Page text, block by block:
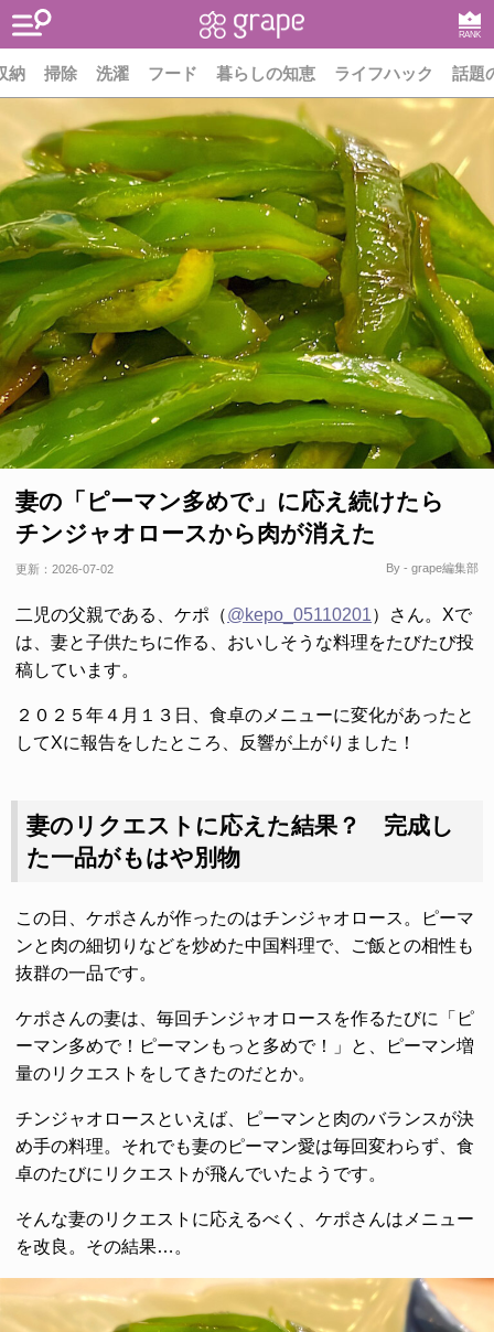
RANK
納 掃除 洗濯 フード 暮らしの知恵 ライフハック 話題
妻の「ピーマン多めで」に応え続けたら
チンジャオロースから肉が消えた
更新： 2026-07-02 By - grape編集部
二児の父親である、ケポ（@kepo_05110201）さん。Xで
は、妻と子供たちに作る、おいしそうな料理をたびたび投
稿しています。
２０２５年４月１３日、食卓のメニューに変化があったと
してXに報告をしたところ、反響が上がりました！
妻のリクエストに応えた結果？ 完成し
た一品がもはや別物
この日、ケポさんが作ったのはチンジャオロース。ピーマ
ンと肉の細切りなどを炒めた中国料理で、ご飯との相性も
抜群の一品です。
ケポさんの妻は、毎回チンジャオロースを作るたびに「ピ
ーマン多めで！ピーマンもっと多めで！」と、ピーマン増
量のリクエストをしてきたのだとか。
チンジャオロースといえば、ピーマンと肉のバランスが決
め手の料理。それでも妻のピーマン愛は毎回変わらず、食
卓のたびにリクエストが飛んでいたようです。
そんな妻のリクエストに応えるべく、ケポさんはメニュー
を改良。その結果…。